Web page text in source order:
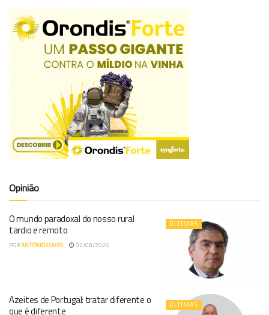
Opinião
ÚLTIMAS
O mundo paradoxal do nosso rural
tardio e remoto
PORANTÓNIO COVAS 02/08/2026
ÚLTIMAS
Azeites de Portugal: tratar diferente o
que é diferente